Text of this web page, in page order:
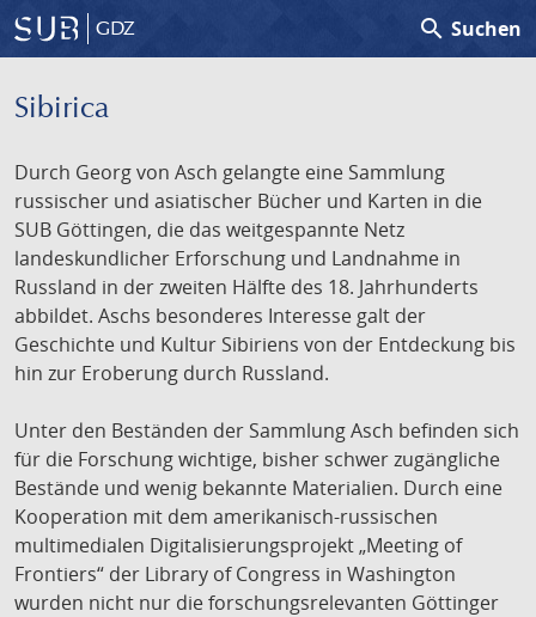
GDZ search Suchen
Sibirica
Durch Georg von Asch gelangte eine Sammlung
russischer und asiatischer Bücher und Karten in die
SUB Göttingen, die das weitgespannte Netz
landeskundlicher Erforschung und Landnahme in
Russland in der zweiten Hälfte des 18. Jahrhunderts
abbildet. Aschs besonderes Interesse galt der
Geschichte und Kultur Sibiriens von der Entdeckung bis
hin zur Eroberung durch Russland.
Unter den Beständen der Sammlung Asch befinden sich
für die Forschung wichtige, bisher schwer zugängliche
Bestände und wenig bekannte Materialien. Durch eine
Kooperation mit dem amerikanisch-russischen
multimedialen Digitalisierungsprojekt „Meeting of
Frontiers“ der Library of Congress in Washington
wurden nicht nur die forschungsrelevanten Göttinger